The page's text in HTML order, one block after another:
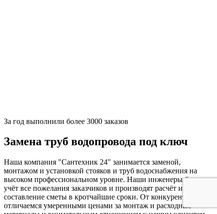
За год выполнили более 3000 заказов
Замена труб водопровода под ключ
Наша компания "Сантехник 24" занимается заменой,
монтажом и установкой стояков и труб водоснабжения на
высоком профессиональном уровне. Наши инженеры берут в
учёт все пожелания заказчиков и производят расчёт и
составление сметы в кротчайшие сроки. От конкурентов мы
отличаемся умеренными ценами за монтаж и расходные